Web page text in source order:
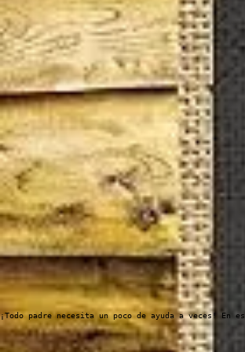
¡Todo padre necesita un poco de ayuda a veces!